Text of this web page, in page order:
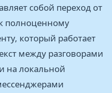
собой переход от
полноценному
который работает
между разговорами
на локальной